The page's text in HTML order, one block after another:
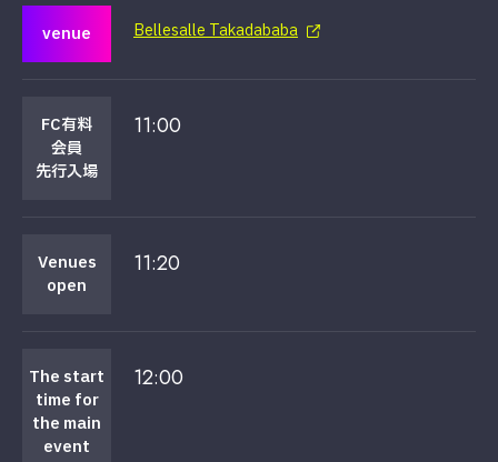
venue Bellesalle Takadababa
FC有料
会員
先行入場
11:00
Venues
open
11:20
The start
time for
the main
event
12:00